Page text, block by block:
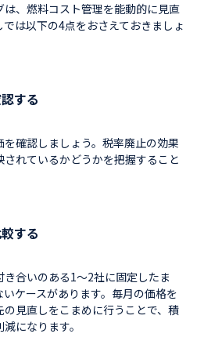
、燃料コスト管理を能動的に見直
は以下の4点をおさえておきましょ
する
確認しましょう。税率廃止の効果
れているかどうかを把握すること
する
合いのある1〜2社に固定したま
ケースがあります。毎月の価格を
見直しをこまめに行うことで、積
になります。